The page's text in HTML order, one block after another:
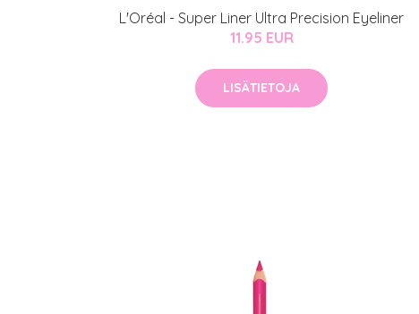
L'Oréal - Super Liner Ultra Precision Eyeliner
11.95 EUR
LISÄTIETOJA